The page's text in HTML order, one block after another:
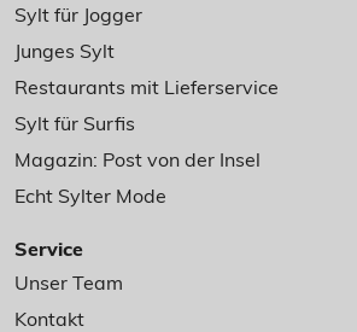
Sylt für Jogger
Junges Sylt
Restaurants mit Lieferservice
Sylt für Surfis
Magazin: Post von der Insel
Echt Sylter Mode
Service
Unser Team
Kontakt